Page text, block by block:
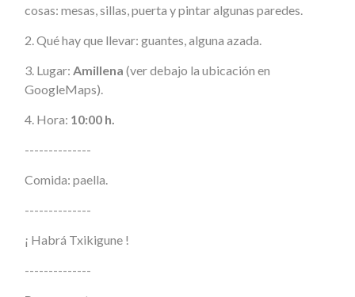
cosas: mesas, sillas, puerta y pintar algunas paredes.
2.⁠ ⁠Qué hay que llevar: guantes, alguna azada.
3.⁠ Lugar: Amillena (ver debajo la ubicación en
GoogleMaps).
4. Hora: 10:00 h.
--------------
Comida: paella.
--------------
¡ Habrá Txikigune !
--------------